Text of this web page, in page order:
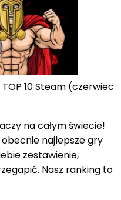
10 Steam (czerwiec
na całym świecie!
obecnie najlepsze gry
zestawienie,
Nasz ranking to